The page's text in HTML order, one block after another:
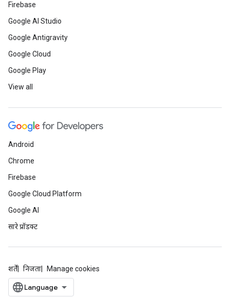
Firebase
Google AI Studio
Google Antigravity
Google Cloud
Google Play
View all
Android
Chrome
Firebase
Google Cloud Platform
Google AI
सारे प्रॉडक्ट
शर्तें निजता Manage cookies